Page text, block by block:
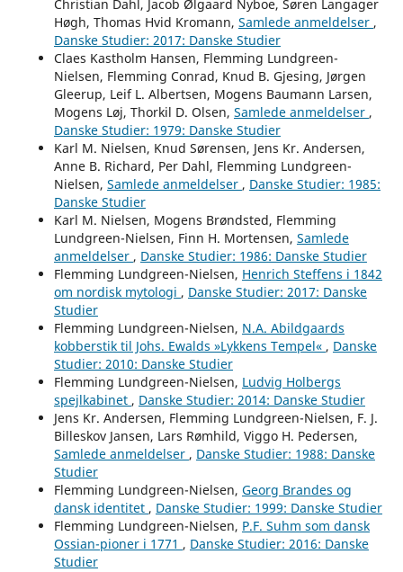
Christian Dahl, Jacob Ølgaard Nyboe, Søren Langager
Høgh, Thomas Hvid Kromann, Samlede anmeldelser ,
Danske Studier: 2017: Danske Studier
Claes Kastholm Hansen, Flemming Lundgreen-
Nielsen, Flemming Conrad, Knud B. Gjesing, Jørgen
Gleerup, Leif L. Albertsen, Mogens Baumann Larsen,
Mogens Løj, Thorkil D. Olsen, Samlede anmeldelser ,
Danske Studier: 1979: Danske Studier
Karl M. Nielsen, Knud Sørensen, Jens Kr. Andersen,
Anne B. Richard, Per Dahl, Flemming Lundgreen-
Nielsen, Samlede anmeldelser , Danske Studier: 1985:
Danske Studier
Karl M. Nielsen, Mogens Brøndsted, Flemming
Lundgreen-Nielsen, Finn H. Mortensen, Samlede
anmeldelser , Danske Studier: 1986: Danske Studier
Flemming Lundgreen-Nielsen, Henrich Steffens i 1842
om nordisk mytologi , Danske Studier: 2017: Danske
Studier
Flemming Lundgreen-Nielsen, N.A. Abildgaards
kobberstik til Johs. Ewalds »Lykkens Tempel« , Danske
Studier: 2010: Danske Studier
Flemming Lundgreen-Nielsen, Ludvig Holbergs
spejlkabinet , Danske Studier: 2014: Danske Studier
Jens Kr. Andersen, Flemming Lundgreen-Nielsen, F. J.
Billeskov Jansen, Lars Rømhild, Viggo H. Pedersen,
Samlede anmeldelser , Danske Studier: 1988: Danske
Studier
Flemming Lundgreen-Nielsen, Georg Brandes og
dansk identitet , Danske Studier: 1999: Danske Studier
Flemming Lundgreen-Nielsen, P.F. Suhm som dansk
Ossian-pioner i 1771 , Danske Studier: 2016: Danske
Studier